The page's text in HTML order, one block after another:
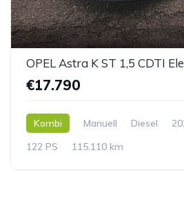
OPEL Astra K ST 1,5 CDTI
€17.790
Kombi Manuell Diesel
122 PS
115.110 km